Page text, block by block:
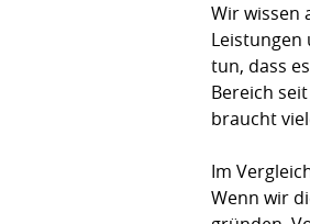
Wir wissen
Leistungen
tun, dass
Bereich
braucht
Im
Wenn wir